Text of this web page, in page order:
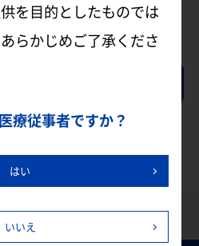
する
れた方はこちら
を目的としたものでは
らかじめご了承くださ
療従事者ですか？
はい
いいえ